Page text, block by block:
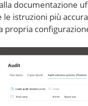
documentazione
istruzioni più
propria